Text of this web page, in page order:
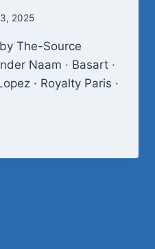
2025
The-Source
Naam · Basart ·
· Royalty Paris ·